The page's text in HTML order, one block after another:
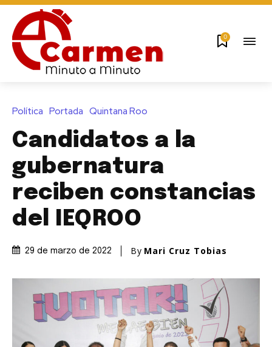
0
Política Portada Quintana Roo
Candidatos a la
gubernatura
reciben constancias
del IEQROO
29 de marzo de 2022 By Mari Cruz Tobias